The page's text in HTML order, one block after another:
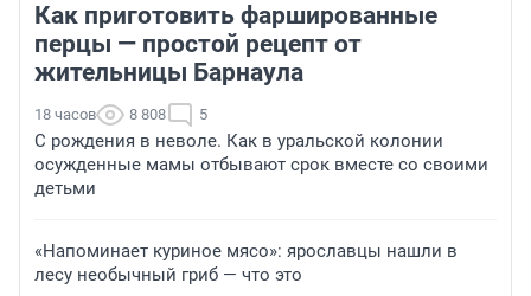
Как приготовить фаршированные
перцы — простой рецепт от
жительницы Барнаула
18 часов 8 808 5
С рождения в неволе. Как в уральской колонии
осужденные мамы отбывают срок вместе со своими
детьми
«Напоминает куриное мясо»: ярославцы нашли в
лесу необычный гриб — что это